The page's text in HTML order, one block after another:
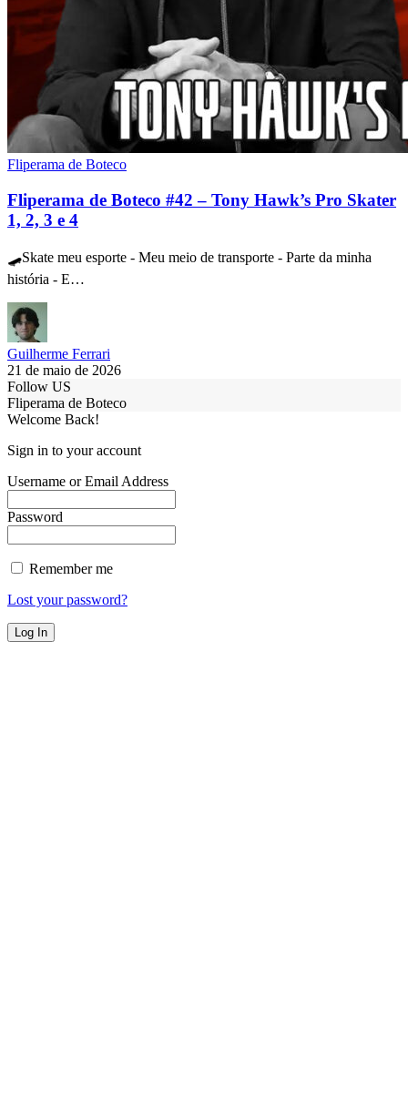
Fliperama de Boteco
Fliperama de Boteco #42 – Tony Hawk’s Pro Skater
1, 2, 3 e 4
🛹Skate meu esporte - Meu meio de transporte - Parte da minha
história - E…
Guilherme Ferrari
21 de maio de 2026
Follow US
Fliperama de Boteco
Welcome Back!
Sign in to your account
Username or Email Address
Password
Remember me
Lost your password?